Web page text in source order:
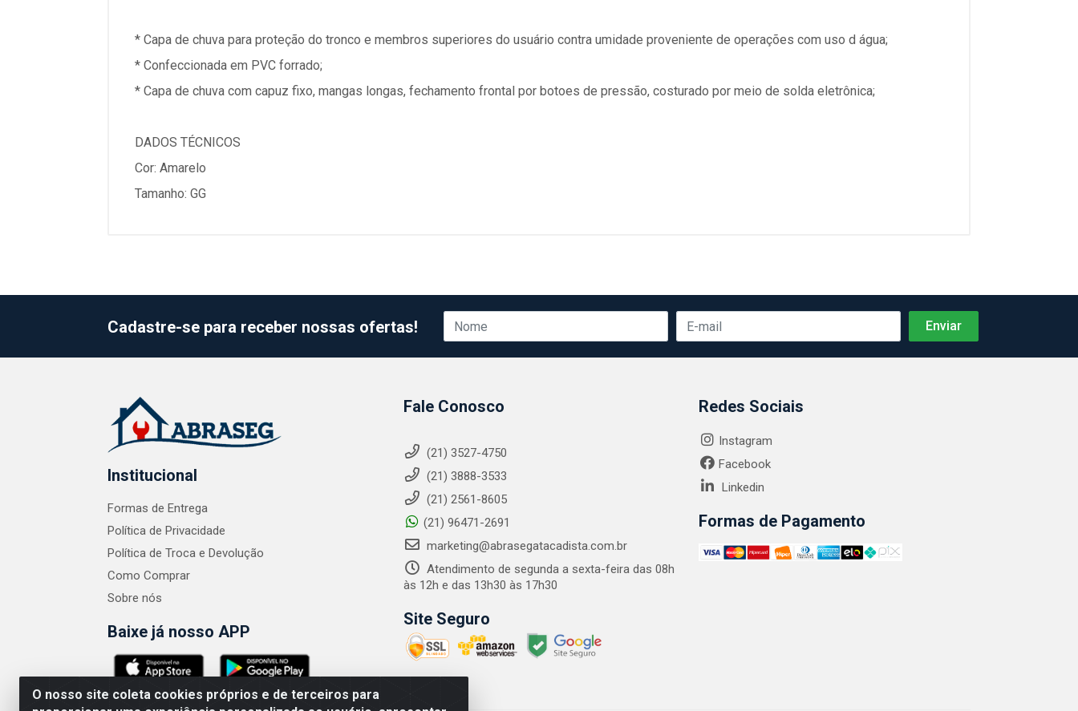
* Capa de chuva para proteção do tronco e membros superiores do usuário contra umidade proveniente de operações com uso d água;
* Confeccionada em PVC forrado;
* Capa de chuva com capuz fixo, mangas longas, fechamento frontal por botoes de pressão, costurado por meio de solda eletrônica;
DADOS TÉCNICOS
Cor: Amarelo
Tamanho: GG
O nosso site coleta cookies próprios e de terceiros para
Cadastre-se para receber nossas ofertas!
Institucional
Formas de Entrega
Política de Privacidade
Política de Troca e Devolução
Como Comprar
Sobre nós
Baixe já nosso APP
Fale Conosco
(21) 3527-4750
(21) 3888-3533
(21) 2561-8605
(21) 96471-2691
marketing@abrasegatacadista.com.br
Atendimento de segunda a sexta-feira das 08h
às 12h e das 13h30 às 17h30
Site Seguro
Redes Sociais
Instagram
Facebook
Linkedin
Formas de Pagamento